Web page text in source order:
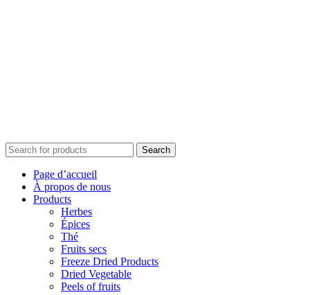
Search
Page d’accueil
À propos de nous
Products
Herbes
Épices
Thé
Fruits secs
Freeze Dried Products
Dried Vegetable
Peels of fruits